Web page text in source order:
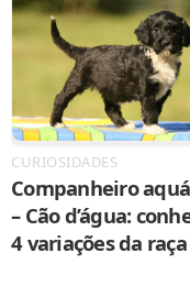
CURIOSIDADES
Companheiro
– Cão d’água:
4 variações da raça